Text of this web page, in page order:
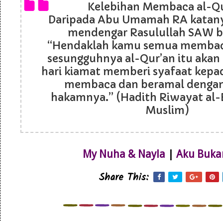
Kelebihan Membaca al-
Daripada Abu Umamah RA
mendengar Rasulullah SAW
“Hendaklah kamu semua
sesungguhnya al-Qur’an itu
hari kiamat memberi syafaat
membaca dan beramal
hakamnya.” (Hadith Riwayat
Muslim)
My Nuha & Nayla | Aku
Share This: